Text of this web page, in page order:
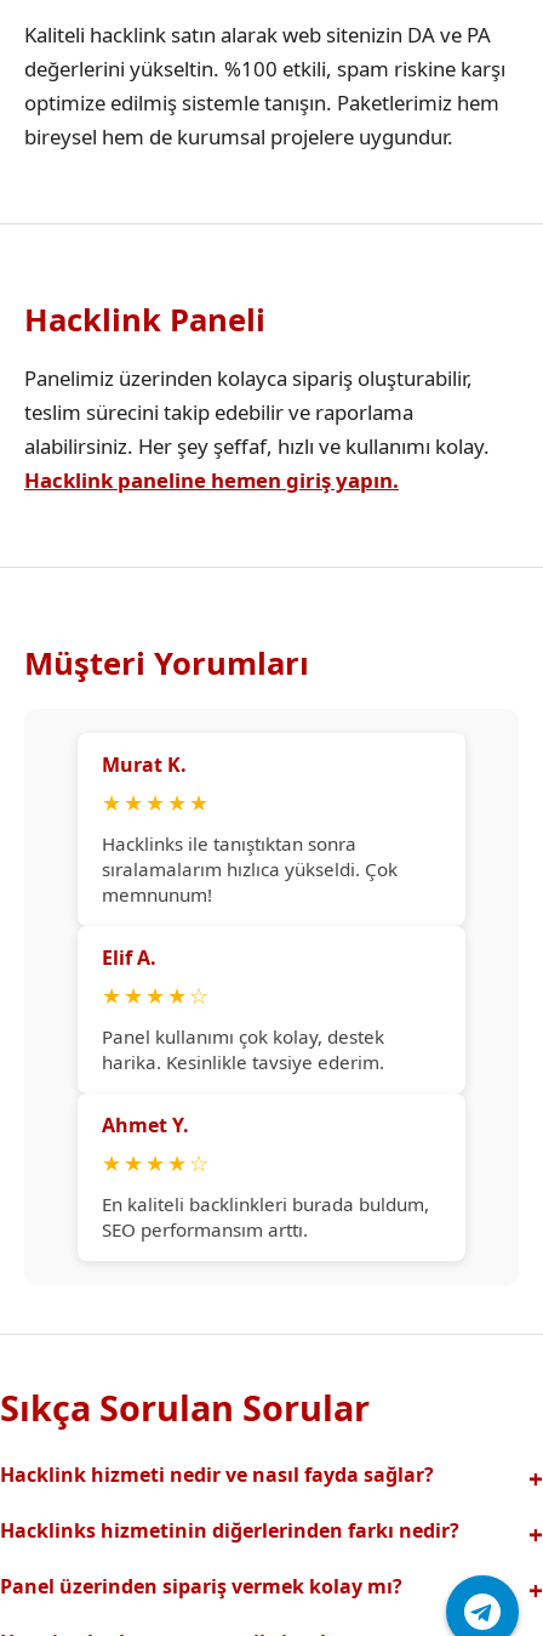
Kaliteli hacklink satın alarak web sitenizin DA ve PA
değerlerini yükseltin. %100 etkili, spam riskine karşı
optimize edilmiş sistemle tanışın. Paketlerimiz hem
bireysel hem de kurumsal projelere uygundur.
Hacklink Paneli
Panelimiz üzerinden kolayca sipariş oluşturabilir,
teslim sürecini takip edebilir ve raporlama
alabilirsiniz. Her şey şeffaf, hızlı ve kullanımı kolay.
Hacklink paneline hemen giriş yapın.
Müşteri Yorumları
Murat K.
★★★★★
Hacklinks ile tanıştıktan sonra
sıralamalarım hızlıca yükseldi. Çok
memnunum!
Elif A.
★★★★☆
Panel kullanımı çok kolay, destek
harika. Kesinlikle tavsiye ederim.
Ahmet Y.
★★★★☆
En kaliteli backlinkleri burada buldum,
SEO performansım arttı.
Sıkça Sorulan Sorular
Hacklink hizmeti nedir ve nasıl fayda sağlar?
backlinklerle sitenizin arama motorlarındaki
sıralamalarınız hızlıca yükselir.
Hacklinks hizmetinin diğerlerinden farkı nedir?
riski olmadan, en kaliteli ve etkili backlinkler sunuyoruz.
Profesyonel ekibimizle hızlı destek sağlanır.Ayrıca Daha
Panel üzerinden sipariş vermek kolay mı?
Hacklinks paneli kullanıcı dostu arayüzüyle kolayca sipariş